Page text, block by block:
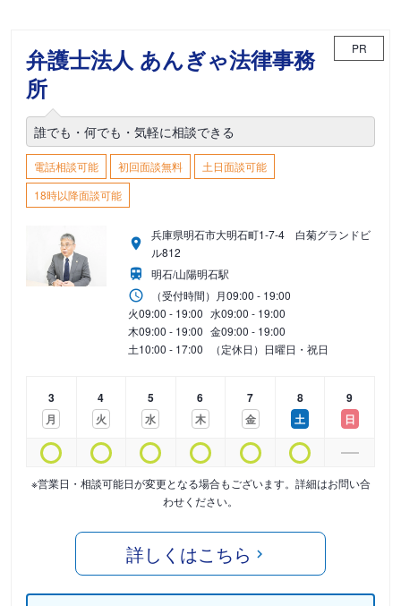
弁護士法人 あんぎゃ法律事務
所
PR
誰でも・何でも・気軽に相談できる
電話相談可能 初回面談無料
土日面談可能
18時以降面談可能
兵庫県明石市大明石町1-7-4 白菊グランドビ
ル812
明石/山陽明石駅
（受付時間） 月09:00 - 19:00
火09:00 - 19:00 水09:00 - 19:00
木09:00 - 19:00 金09:00 - 19:00
土10:00 - 17:00 （定休日）日曜日・祝日
3
月
4
火
5
水
6
木
7
金
8
土
9
日
※営業日・相談可能日が変更となる場合もございます。詳細はお問い合
わせください。
詳しくはこちら